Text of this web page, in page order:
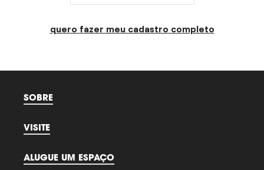
quero fazer meu cadastro completo
SOBRE
VISITE
ALUGUE UM ESPAÇO